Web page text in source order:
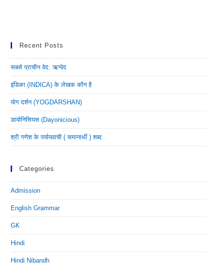
Recent Posts
सबसे प्राचीन वेद: ऋग्वेद
इंडिका (INDICA) के लेखक कौन है
योग दर्शन (YOGDARSHAN)
डायोनिसियस (dayonicious)
श्री गणेश के पर्यायवाची ( समानार्थी ) शब्द
Categories
Admission
English Grammar
GK
Hindi
Hindi Nibandh